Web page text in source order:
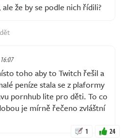
že by se podle nich řídili?
toho aby to Twitch řešil a
peníze stala se z plaformy
pornhub lite pro děti. To co
je mírně řečeno zvláštní
1 24